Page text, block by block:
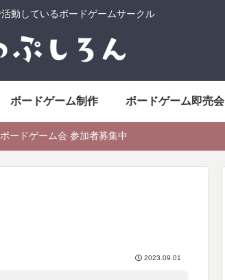
動しているボードゲームサークル
ボードゲーム制作 ボードゲーム即売会
ードゲーム会 参加者募集中
2023.09.01